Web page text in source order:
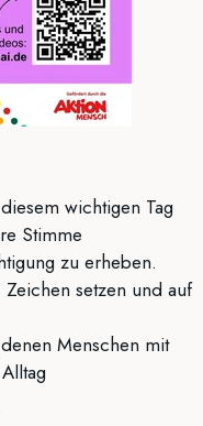
wichtigen Tag
Stimme
zu erheben.
setzen und auf
Menschen mit